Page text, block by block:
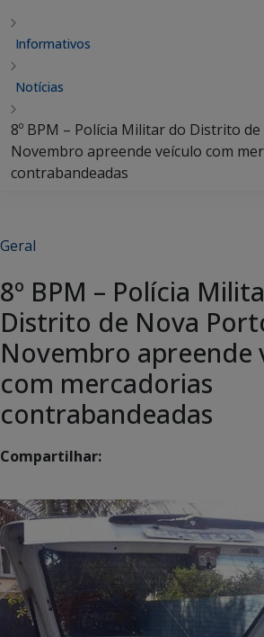
Informativos
Notícias
8º BPM – Polícia Militar do Distrito
Novembro apreende veículo com
contrabandeadas
Geral
8º BPM – Polícia
Distrito de Nova
Novembro apreende
com mercadorias
contrabandeadas
Compartilhar: